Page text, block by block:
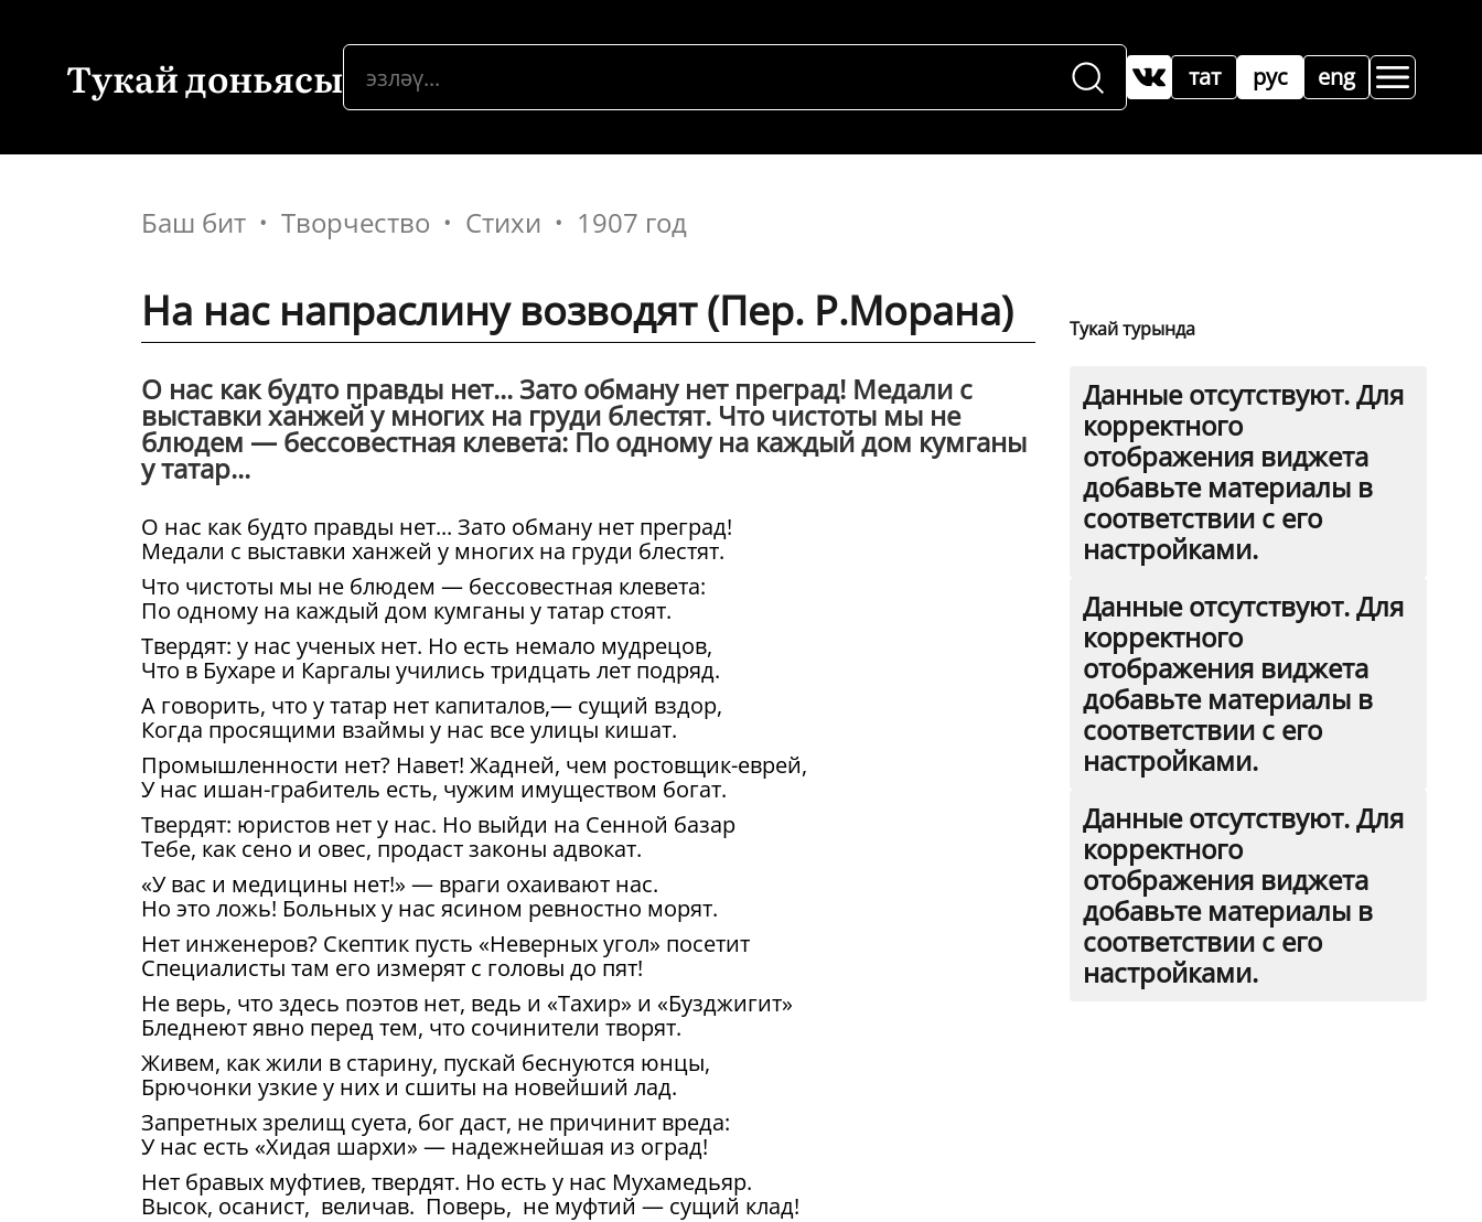
Тукай доньясы рус
тат eng
Баш бит Творчество Стихи 1907 год
На нас напраслину возводят (Пер. Р.Морана)
О нас как будто правды нет... Зато обману нет преград! Медали с
выставки ханжей у многих на груди блестят. Что чистоты мы не
блюдем — бессовестная клевета: По одному на каждый дом кумганы
у татар...
О нас как будто правды нет... Зато обману нет преград!
Медали с выставки ханжей у многих на груди блестят.
Что чистоты мы не блюдем — бессовестная клевета:
По одному на каждый дом кумганы у татар стоят.
Твердят: у нас ученых нет. Но есть немало мудрецов,
Что в Бухаре и Каргалы учились тридцать лет подряд.
А говорить, что у татар нет капиталов,— сущий вздор,
Когда просящими взаймы у нас все улицы кишат.
Промышленности нет? Навет! Жадней, чем ростовщик-еврей,
У нас ишан-грабитель есть, чужим имуществом богат.
Твердят: юристов нет у нас. Но выйди на Сенной базар
Тебе, как сено и овес, продаст законы адвокат.
«У вас и медицины нет!» — враги охаивают нас.
Но это ложь! Больных у нас ясином ревностно морят.
Нет инженеров? Скептик пусть «Неверных угол» посетит
Специалисты там его измерят с головы до пят!
Не верь, что здесь поэтов нет, ведь и «Тахир» и «Бузджигит»
Бледнеют явно перед тем, что сочинители творят.
Живем, как жили в старину, пускай беснуются юнцы,
Брючонки узкие у них и сшиты на новейший лад.
Запретных зрелищ суета, бог даст, не причинит вреда:
У нас есть «Хидая шархи» — надежнейшая из оград!
Нет бравых муфтиев, твердят. Но есть у нас Мухамедьяр.
Высок, осанист, величав. Поверь, не муфтий — сущий клад!
Тукай турында
Данные отсутствуют. Для
корректного
отображения виджета
добавьте материалы в
соответствии с его
настройками.
Данные отсутствуют. Для
корректного
отображения виджета
добавьте материалы в
соответствии с его
настройками.
Данные отсутствуют. Для
корректного
отображения виджета
добавьте материалы в
соответствии с его
настройками.